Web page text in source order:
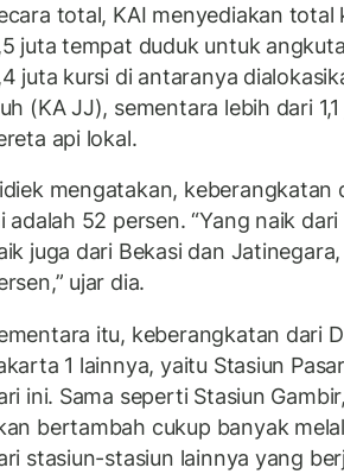
total, KAI menyediakan
juta tempat duduk untuk
juta kursi di antaranya
(KA JJ), sementara lebih dari
api lokal.
mengatakan, keberangkatan
adalah 52 persen. “Yang naik
juga dari Bekasi dan
ujar dia.
itu, keberangkatan dari
1 lainnya, yaitu Stasiun
ini. Sama seperti Stasiun
bertambah cukup banyak
stasiun-stasiun lainnya yang